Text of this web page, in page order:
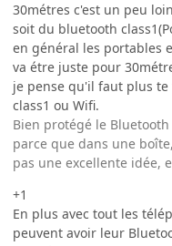
30métres c'est un peu
soit du bluetooth
en général les portables
va étre juste pour
je pense qu'il faut plus te
class1 ou Wifi.
Bien protégé le
parce que dans une
pas une excellente idée,
+1
En plus avec tout les
peuvent avoir leur